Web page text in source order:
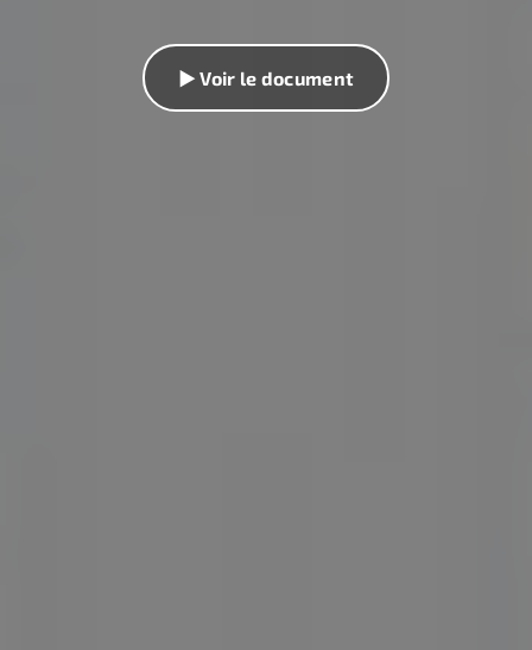
▶ Voir le document